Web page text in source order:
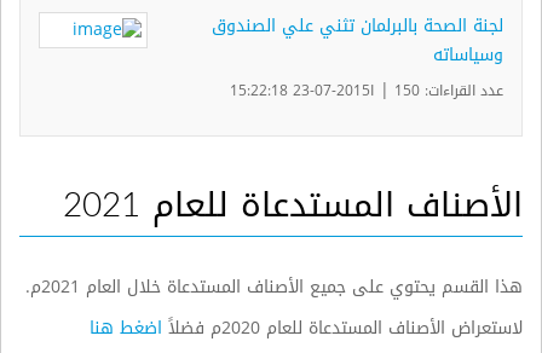
لجنة الصحة بالبرلمان تثني علي الصندوق
وسياساته
عدد القراءات: 150 | ا2015-07-23 15:22:18
الأصناف المستدعاة للعام 2021
هذا القسم يحتوي على جميع الأصناف المستدعاة خلال العام 2021م.
لاستعراض الأصناف المستدعاة للعام 2020م فضلاً
اضغط هنا